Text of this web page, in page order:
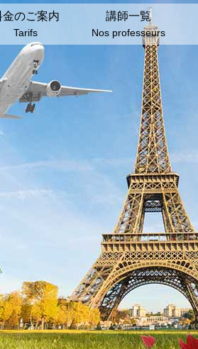
⾦のご案内
Tarifs
講師⼀覧
Nos professeurs